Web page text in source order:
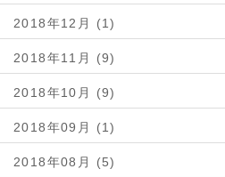
2018年12月 (1)
2018年11月 (9)
2018年10月 (9)
2018年09月 (1)
2018年08月 (5)